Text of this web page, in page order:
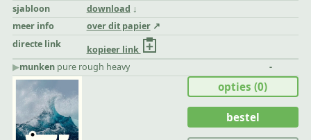
sjabloon
download
meer info
over dit papier
directe link
kopieer link
▶︎munken pure rough heavy -
opties(0)
bestel